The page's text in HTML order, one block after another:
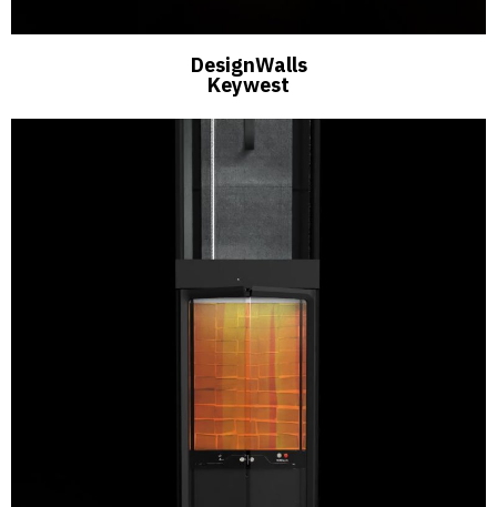
DesignWalls
Keywest